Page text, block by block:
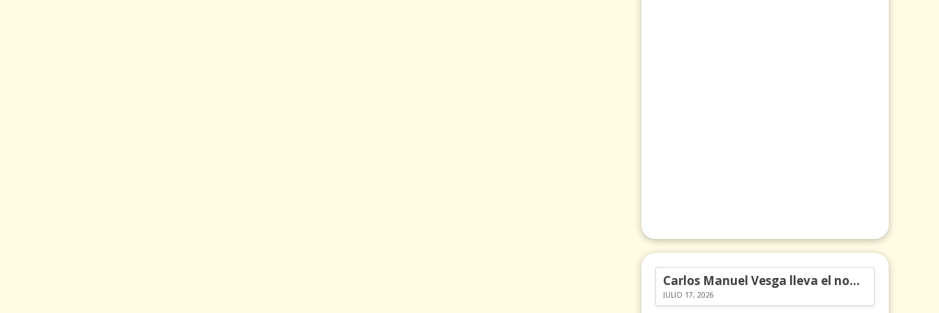
Carlos Manuel Vesga lleva el nombre de Colombia a los Emmy
JULIO 17, 2026